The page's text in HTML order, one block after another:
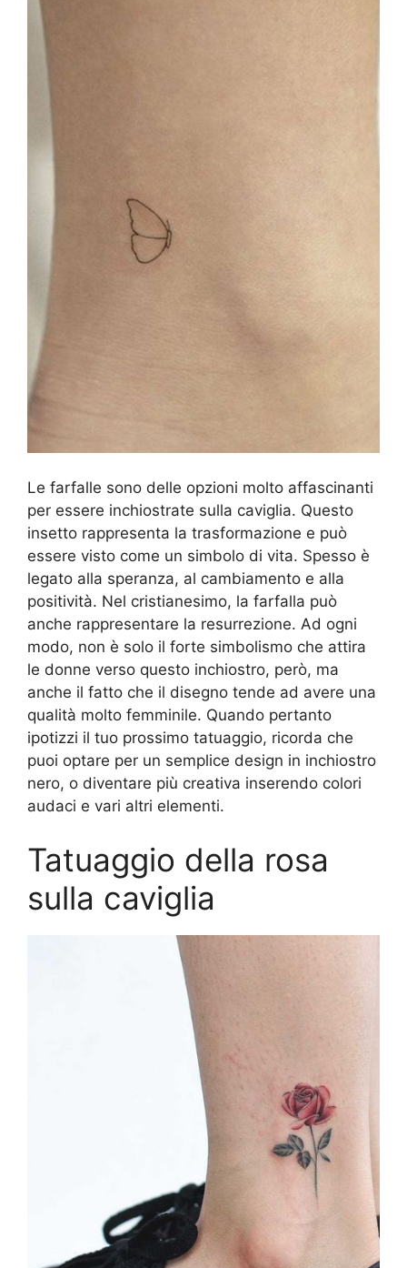
Le farfalle sono delle opzioni molto affascinanti
per essere inchiostrate sulla caviglia. Questo
insetto rappresenta la trasformazione e può
essere visto come un simbolo di vita. Spesso è
legato alla speranza, al cambiamento e alla
positività. Nel cristianesimo, la farfalla può
anche rappresentare la resurrezione. Ad ogni
modo, non è solo il forte simbolismo che attira
le donne verso questo inchiostro, però, ma
anche il fatto che il disegno tende ad avere una
qualità molto femminile. Quando pertanto
ipotizzi il tuo prossimo tatuaggio, ricorda che
puoi optare per un semplice design in inchiostro
nero, o diventare più creativa inserendo colori
audaci e vari altri elementi.
Tatuaggio della rosa
sulla caviglia